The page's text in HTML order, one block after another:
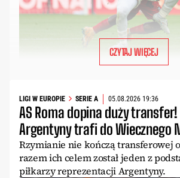
CZYTAJ WIĘCEJ
LIGI W EUROPIE SERIE A 05.08.2026 19:36
AS Roma dopina duży
Argentyny trafi do Wiecznego
Rzymianie nie kończą transferowej
razem ich celem został jeden z
piłkarzy reprezentacji Argentyny.